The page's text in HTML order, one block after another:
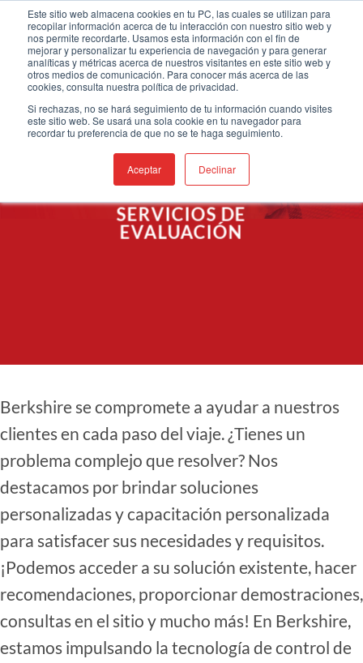
Este sitio web almacena cookies en tu PC, las cuales se utilizan para
recopilar información acerca de tu interacción con nuestro sitio web y
nos permite recordarte. Usamos esta información con el fin de
mejorar y personalizar tu experiencia de navegación y para generar
analíticas y métricas acerca de nuestros visitantes en este sitio web y
otros medios de comunicación. Para conocer más acerca de las
cookies, consulta nuestra política de privacidad.
Si rechazas, no se hará seguimiento de tu información cuando visites
este sitio web. Se usará una sola cookie en tu navegador para
recordar tu preferencia de que no se te haga seguimiento.
Aceptar Declinar
Saltar
contenido
Bienvenido a nuestro nuevo sitio web
SERVICIOS DE
EVALUACIÓN
Berkshire se compromete a ayudar a nuestros
clientes en cada paso del viaje. ¿Tienes un
problema complejo que resolver? Nos
destacamos por brindar soluciones
personalizadas y capacitación personalizada
para satisfacer sus necesidades y requisitos.
¡Podemos acceder a su solución existente, hacer
recomendaciones, proporcionar demostraciones,
consultas en el sitio y mucho más! En Berkshire,
estamos impulsando la tecnología de control de